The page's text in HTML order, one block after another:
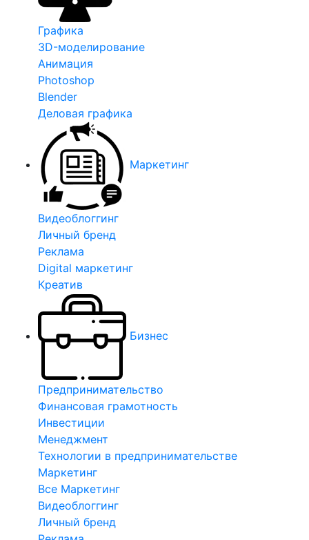
Графика
3D-моделирование
Анимация
Photoshop
Blender
Деловая графика
Маркетинг
Видеоблоггинг
Личный бренд
Реклама
Digital маркетинг
Креатив
Бизнес
Предпринимательство
Финансовая грамотность
Инвестиции
Менеджмент
Технологии в предпринимательстве
Маркетинг
Все Маркетинг
Видеоблоггинг
Личный бренд